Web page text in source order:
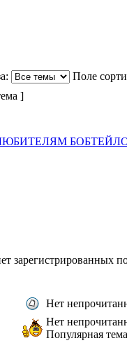
Поле
]
зарегистрированных
Нет
Нет
Популярная